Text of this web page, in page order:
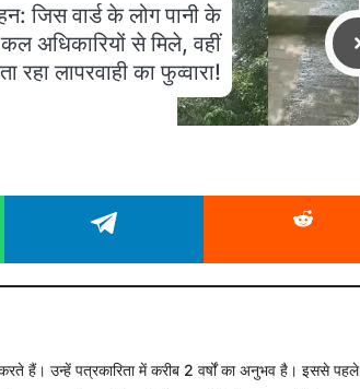
जिस वार्ड के लोग पानी के
अधिकारियों से मिले, वहीं
रहा लापरवाही का फुव्वारा!
हैं। उन्हें पत्रकारिता में करीब 2 वर्षों का अनुभव है। इससे पहले